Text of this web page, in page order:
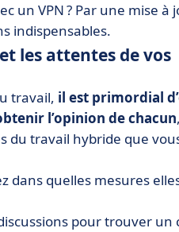
un VPN ? Par une mise à
indispensables.
les attentes de vos
travail, il est primordial
l’opinion de chacun
du travail hybride que
dans quelles mesures
pour trouver un